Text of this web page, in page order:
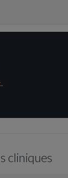
cliniques